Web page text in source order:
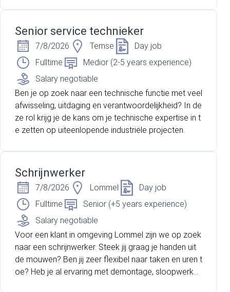
Senior service technieker
7/8/2026 Temse
Day job
Fulltime
Medior (2-5 years experience)
Salary negotiable
Ben je op zoek naar een technische functie met veel
afwisseling, uitdaging en verantwoordelijkheid? In de
ze rol krijg je de kans om je technische expertise in t
e zetten op uiteenlopende industriële projecten.
Schrijnwerker
7/8/2026 Lommel
Day job
Fulltime
Senior (+5 years experience)
Salary negotiable
Voor een klant in omgeving Lommel zijn we op zoek
naar een schrijnwerker. Steek jij graag je handen uit
de mouwen? Ben jij zeer flexibel naar taken en uren t
oe? Heb je al ervaring met demontage, sloopwerke